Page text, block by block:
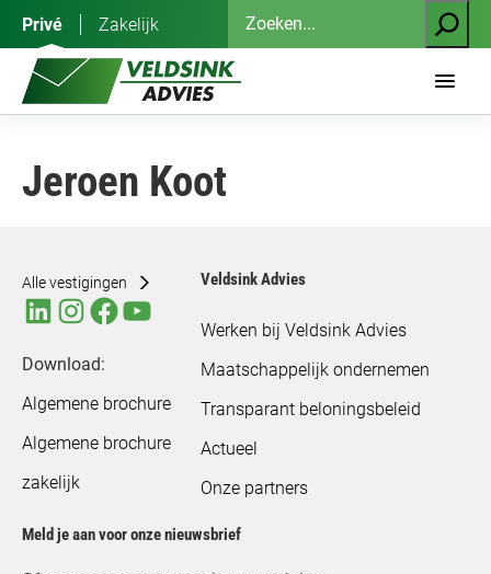
inhoud
Privé Zakelijk
Zoeken
Jeroen Koot
Alle vestigingen
Download:
Algemene brochure
Algemene brochure
zakelijk
Veldsink Advies
Werken bij Veldsink Advies
Maatschappelijk ondernemen
Transparant beloningsbeleid
Actueel
Onze partners
Meld je aan voor onze nieuwsbrief